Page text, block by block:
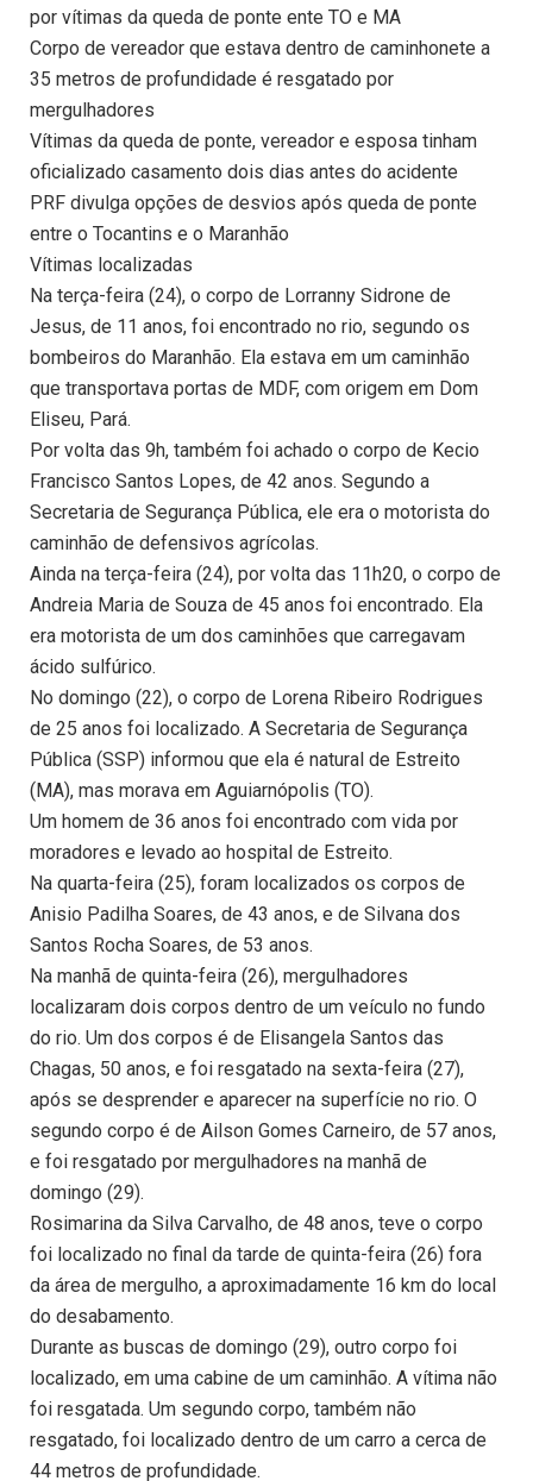
por vítimas da queda de ponte ente TO e MA
Corpo de vereador que estava dentro de caminhonete a
35 metros de profundidade é resgatado por
mergulhadores
Vítimas da queda de ponte, vereador e esposa tinham
oficializado casamento dois dias antes do acidente
PRF divulga opções de desvios após queda de ponte
entre o Tocantins e o Maranhão
Vítimas localizadas
Na terça-feira (24), o corpo de Lorranny Sidrone de
Jesus, de 11 anos, foi encontrado no rio, segundo os
bombeiros do Maranhão. Ela estava em um caminhão
que transportava portas de MDF, com origem em Dom
Eliseu, Pará.
Por volta das 9h, também foi achado o corpo de Kecio
Francisco Santos Lopes, de 42 anos. Segundo a
Secretaria de Segurança Pública, ele era o motorista do
caminhão de defensivos agrícolas.
Ainda na terça-feira (24), por volta das 11h20, o corpo de
Andreia Maria de Souza de 45 anos foi encontrado. Ela
era motorista de um dos caminhões que carregavam
ácido sulfúrico.
No domingo (22), o corpo de Lorena Ribeiro Rodrigues
de 25 anos foi localizado. A Secretaria de Segurança
Pública (SSP) informou que ela é natural de Estreito
(MA), mas morava em Aguiarnópolis (TO).
Um homem de 36 anos foi encontrado com vida por
moradores e levado ao hospital de Estreito.
Na quarta-feira (25), foram localizados os corpos de
Anisio Padilha Soares, de 43 anos, e de Silvana dos
Santos Rocha Soares, de 53 anos.
Na manhã de quinta-feira (26), mergulhadores
localizaram dois corpos dentro de um veículo no fundo
do rio. Um dos corpos é de Elisangela Santos das
Chagas, 50 anos, e foi resgatado na sexta-feira (27),
após se desprender e aparecer na superfície no rio. O
segundo corpo é de Ailson Gomes Carneiro, de 57 anos,
e foi resgatado por mergulhadores na manhã de
domingo (29).
Rosimarina da Silva Carvalho, de 48 anos, teve o corpo
foi localizado no final da tarde de quinta-feira (26) fora
da área de mergulho, a aproximadamente 16 km do local
do desabamento.
Durante as buscas de domingo (29), outro corpo foi
localizado, em uma cabine de um caminhão. A vítima não
foi resgatada. Um segundo corpo, também não
resgatado, foi localizado dentro de um carro a cerca de
44 metros de profundidade.